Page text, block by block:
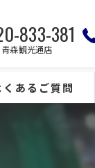
833-381
青森観光通店
くあるご質問